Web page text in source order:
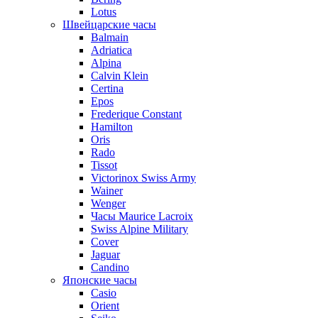
Lotus
Швейцарские часы
Balmain
Adriatica
Alpina
Calvin Klein
Certina
Epos
Frederique Constant
Hamilton
Oris
Rado
Tissot
Victorinox Swiss Army
Wainer
Wenger
Часы Maurice Lacroix
Swiss Alpine Military
Cover
Jaguar
Candino
Японские часы
Casio
Orient